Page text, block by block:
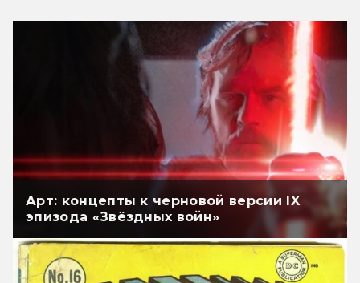
Арт: концепты к черновой версии IX
эпизода «Звёздных войн»